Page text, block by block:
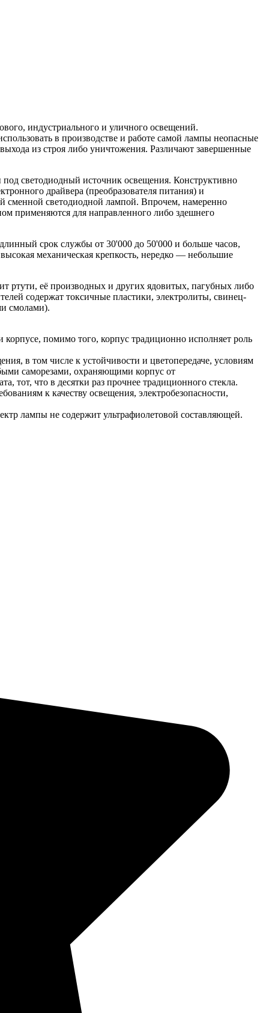
индустриального и уличного освещений.
в производстве и работе самой лампы неопасные
из строя либо уничтожения. Различают завершенные
светодиодный источник освещения. Конструктивно
драйвера (преобразователя питания) и
сменной светодиодной лампой. Впрочем, намеренно
применяются для направленного либо здешнего
срок службы от 30'000 до 50'000 и больше часов,
механическая крепкость, нередко — небольшие
ртути, её производных и других ядовитых, пагубных либо
содержат токсичные пластики, электролиты, свинец-
смолами).
помимо того, корпус традиционно исполняет роль
в том числе к устойчивости и цветопередаче, условиям
саморезами, охраняющими корпус от
тот, что в десятки раз прочнее традиционного стекла.
к качеству освещения, электробезопасности,
лампы не содержит ультрафиолетовой составляющей.